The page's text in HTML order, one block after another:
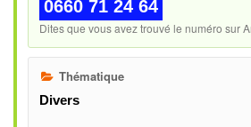
0660 71 24 64
Dites que vous avez trouvé le numéro sur
Thématique
Divers